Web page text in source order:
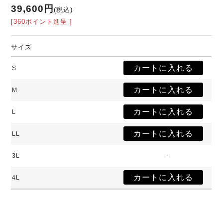
39,600円(税込)
[360ポイント進呈 ]
サイズ
S
M
L
LL
3L -
4L